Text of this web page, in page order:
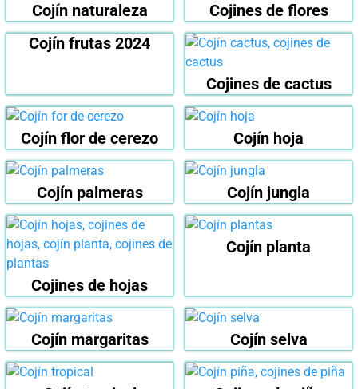
Cojín naturaleza
Cojines de flores
Cojín frutas 2024
Cojines de cactus
Cojín flor de cerezo Cojín hoja
Cojín palmeras Cojín jungla
Cojines de hojas
Cojín planta
Cojín margaritas Cojín selva